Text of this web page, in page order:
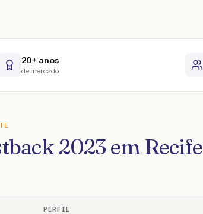
20+ anos
de mercado
2023 em Recife
PERFIL